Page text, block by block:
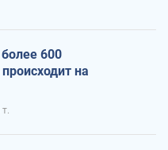
600
на
т.